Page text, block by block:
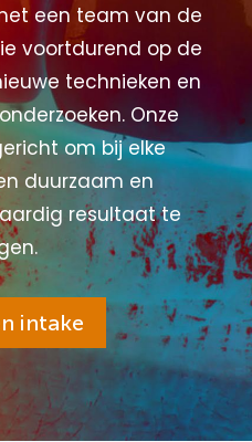
een team van de
voortdurend op de
technieken en
Onze
om bij elke
duurzaam en
resultaat te
intake